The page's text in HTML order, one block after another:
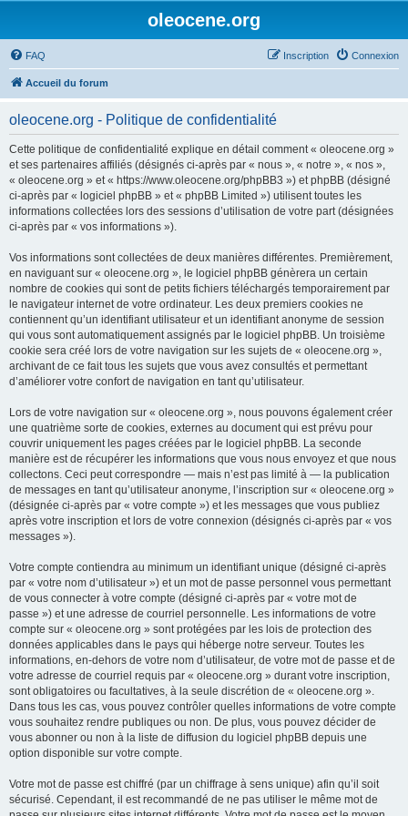
oleocene.org
FAQ Connexion
Inscription
Accueil du forum
oleocene.org - Politique de confidentialité
Cette politique de confidentialité explique en détail comment « oleocene.org »
et ses partenaires affiliés (désignés ci-après par « nous », « notre », « nos »,
« oleocene.org » et « https://www.oleocene.org/phpBB3 ») et phpBB (désigné
ci-après par « logiciel phpBB » et « phpBB Limited ») utilisent toutes les
informations collectées lors des sessions d’utilisation de votre part (désignées
ci-après par « vos informations »).
Vos informations sont collectées de deux manières différentes. Premièrement,
en naviguant sur « oleocene.org », le logiciel phpBB génèrera un certain
nombre de cookies qui sont de petits fichiers téléchargés temporairement par
le navigateur internet de votre ordinateur. Les deux premiers cookies ne
contiennent qu’un identifiant utilisateur et un identifiant anonyme de session
qui vous sont automatiquement assignés par le logiciel phpBB. Un troisième
cookie sera créé lors de votre navigation sur les sujets de « oleocene.org »,
archivant de ce fait tous les sujets que vous avez consultés et permettant
d’améliorer votre confort de navigation en tant qu’utilisateur.
Lors de votre navigation sur « oleocene.org », nous pouvons également créer
une quatrième sorte de cookies, externes au document qui est prévu pour
couvrir uniquement les pages créées par le logiciel phpBB. La seconde
manière est de récupérer les informations que vous nous envoyez et que nous
collectons. Ceci peut correspondre — mais n’est pas limité à — la publication
de messages en tant qu’utilisateur anonyme, l’inscription sur « oleocene.org »
(désignée ci-après par « votre compte ») et les messages que vous publiez
après votre inscription et lors de votre connexion (désignés ci-après par « vos
messages »).
Votre compte contiendra au minimum un identifiant unique (désigné ci-après
par « votre nom d’utilisateur ») et un mot de passe personnel vous permettant
de vous connecter à votre compte (désigné ci-après par « votre mot de
passe ») et une adresse de courriel personnelle. Les informations de votre
compte sur « oleocene.org » sont protégées par les lois de protection des
données applicables dans le pays qui héberge notre serveur. Toutes les
informations, en-dehors de votre nom d’utilisateur, de votre mot de passe et de
votre adresse de courriel requis par « oleocene.org » durant votre inscription,
sont obligatoires ou facultatives, à la seule discrétion de « oleocene.org ».
Dans tous les cas, vous pouvez contrôler quelles informations de votre compte
vous souhaitez rendre publiques ou non. De plus, vous pouvez décider de
vous abonner ou non à la liste de diffusion du logiciel phpBB depuis une
option disponible sur votre compte.
Votre mot de passe est chiffré (par un chiffrage à sens unique) afin qu’il soit
sécurisé. Cependant, il est recommandé de ne pas utiliser le même mot de